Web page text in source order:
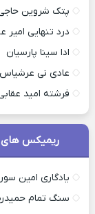
پتک شروین
درد تنهایی امیر
ادا سینا پارسیان
عادی نی عرشیاس
فرشته امید
ریمیکس
یادگاری امین
سنگ تمام